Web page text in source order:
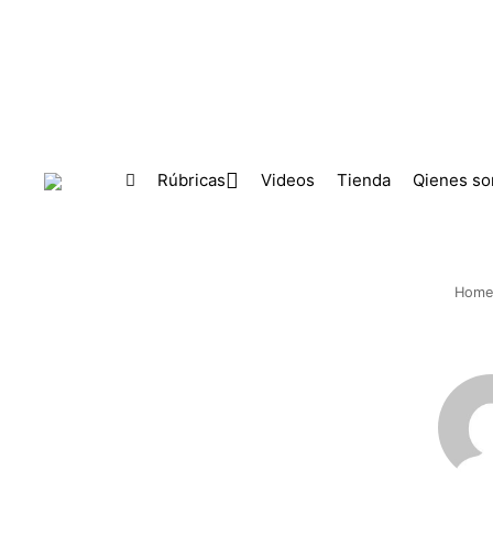
Rúbricas Videos Tienda Qienes
Home